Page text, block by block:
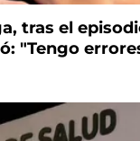
tras el
"Tengo